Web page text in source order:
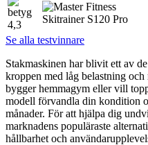
4,3
Se alla testvinnare
Stakmaskinen har blivit ett av
kroppen med låg belastning
bygger hemmagym eller vill
modell förvandla din kondition
månader. För att hjälpa dig
marknadens populäraste
hållbarhet och